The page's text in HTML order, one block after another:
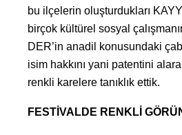
bu ilçelerin oluşturdukları
birçok kültürel sosyal
DER’in anadil konusundaki
isim hakkını yani patentini
renkli karelere tanıklık ettik.
FESTİVALDE RENKLİ